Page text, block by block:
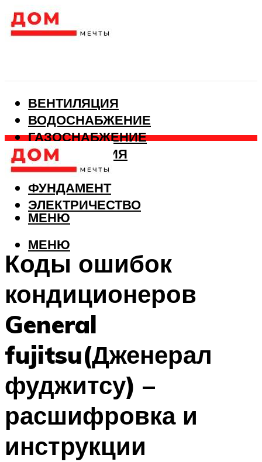
ВЕНТИЛЯЦИЯ
ВОДОСНАБЖЕНИЕ
ГАЗОСНАБЖЕНИЕ
КАНАЛИЗАЦИЯ
ОТОПЛЕНИЕ
ФУНДАМЕНТ
ЭЛЕКТРИЧЕСТВО
МЕНЮ
МЕНЮ
Коды ошибок
кондиционеров
General
fujitsu(Дженерал
фуджитсу) –
расшифровка и
инструкции